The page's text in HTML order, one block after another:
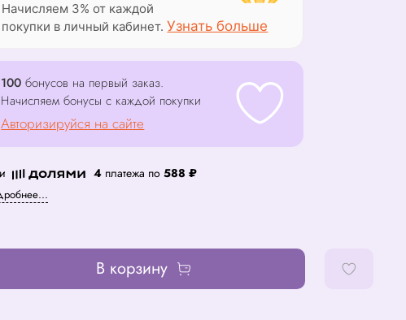
Начисляем 3% от каждой
покупки в личный кабинет.Узнать больше
100 бонусов на первый заказ.
Начисляем бонусы с каждой покупки
Авторизируйся на сайте
4 платежа по588 ₽
В корзину